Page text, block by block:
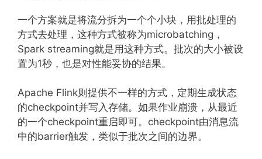
一个方案就是将流分拆为一个个小块，用批处理的
方式去处理，这种方式被称为microbatching，
Spark streaming就是用这种方式。批次的大小被设
置为1秒，也是对性能妥协的结果。
Apache Flink则提供不一样的方式，定期生成状态
的checkpoint并写入存储。如果作业崩溃，从最近
的一个checkpoint重启即可。checkpoint由消息流
中的barrier触发，类似于批次之间的边界。